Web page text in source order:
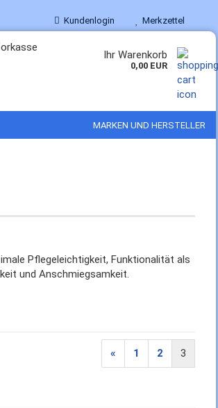
Kundenlogin Merkzettel
Ihr Warenkorb
0,00 EUR
MARKEN UND HERSTELLER
Pflegeleichtigkeit, Funktionalität als
und Anschmiegsamkeit.
« 1 2 3